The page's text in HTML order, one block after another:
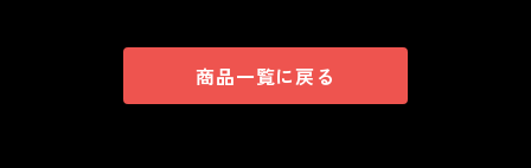
商品一覧に戻る